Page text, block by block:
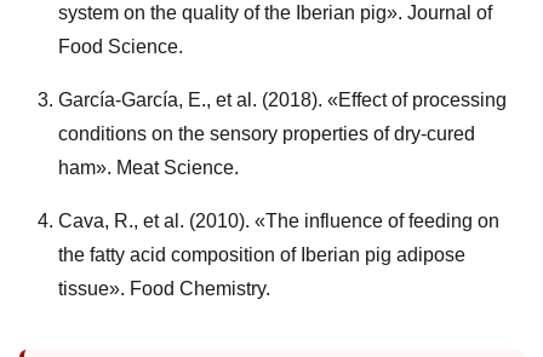
system on the quality of the Iberian pig». Journal of
Food Science.
García-García, E., et al. (2018). «Effect of processing
conditions on the sensory properties of dry-cured
ham». Meat Science.
Cava, R., et al. (2010). «The influence of feeding on
the fatty acid composition of Iberian pig adipose
tissue». Food Chemistry.